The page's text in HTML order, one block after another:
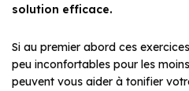
solution efficace.
Si au premier abord ces
peu inconfortables pour les
peuvent vous aider à tonifier